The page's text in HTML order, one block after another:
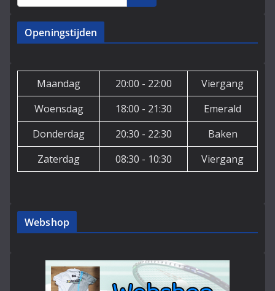
Openingstijden
Maandag 20:00 - 22:00
Viergang
Woensdag
18:00 - 21:30
Emerald
Donderdag
20:30 - 22:30
Baken
Zaterdag
08:30 - 10:30 Viergang
Webshop